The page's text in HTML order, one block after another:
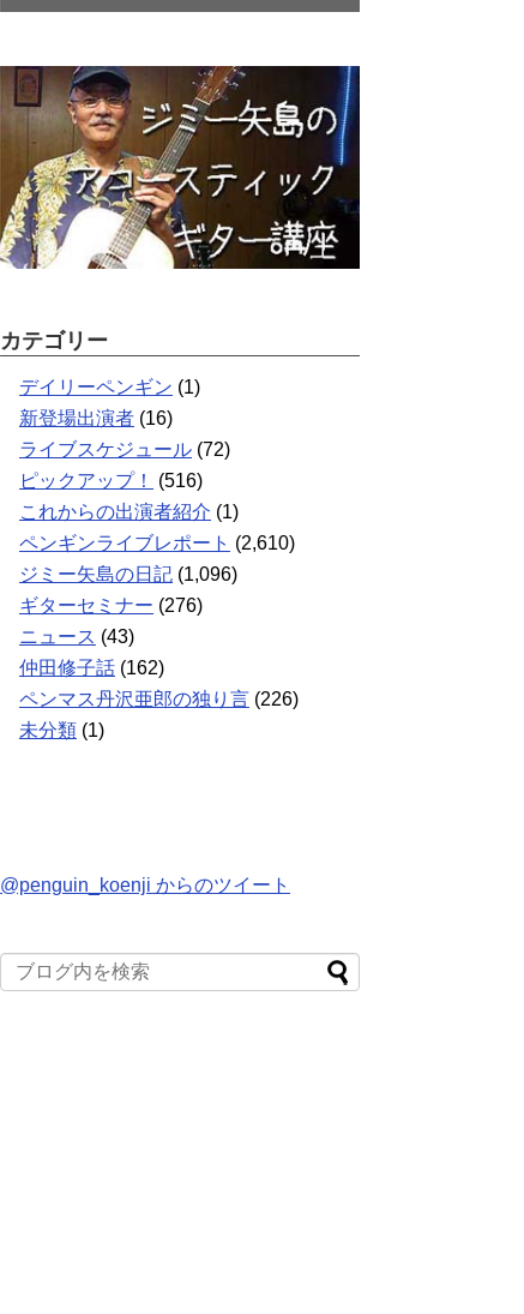
カテゴリー
デイリーペンギン (1)
新登場出演者 (16)
ライブスケジュール (72)
ピックアップ！
(516)
これからの出演者紹介 (1)
ペンギンライブレポート (2,610)
ジミー矢島の日記 (1,096)
ギターセミナー (276)
ニュース (43)
仲田修子話 (162)
ペンマス丹沢亜郎の独り言 (226)
未分類 (1)
@penguin_koenji からのツイート